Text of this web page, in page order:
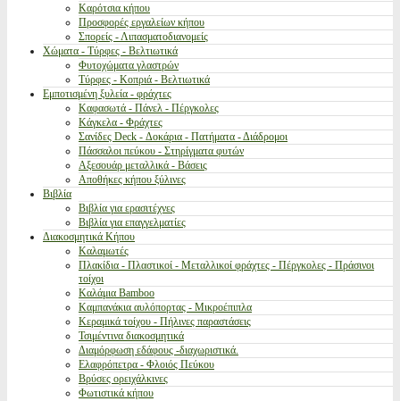
Καρότσια κήπου
Προσφορές εργαλείων κήπου
Σπορείς - Λιπασματοδιανομείς
Χώματα - Τύρφες - Βελτιωτικά
Φυτοχώματα γλαστρών
Τύρφες - Κοπριά - Βελτιωτικά
Εμποτισμένη ξυλεία - φράχτες
Καφασωτά - Πάνελ - Πέργκολες
Κάγκελα - Φράχτες
Σανίδες Deck - Δοκάρια - Πατήματα - Διάδρομοι
Πάσσαλοι πεύκου - Στηρίγματα φυτών
Αξεσουάρ μεταλλικά - Βάσεις
Αποθήκες κήπου ξύλινες
Βιβλία
Βιβλία για ερασιτέχνες
Βιβλία για επαγγελματίες
Διακοσμητικά Κήπου
Καλαμωτές
Πλακίδια - Πλαστικοί - Μεταλλικοί φράχτες - Πέργκολες - Πράσινοι
τοίχοι
Καλάμια Bamboo
Καμπανάκια αυλόπορτας - Μικροέπιπλα
Κεραμικά τοίχου - Πήλινες παραστάσεις
Τσιμέντινα διακοσμητικά
Διαμόρφωση εδάφους -διαχωριστικά.
Ελαφρόπετρα - Φλοιός Πεύκου
Βρύσες ορειχάλκινες
Φωτιστικά κήπου